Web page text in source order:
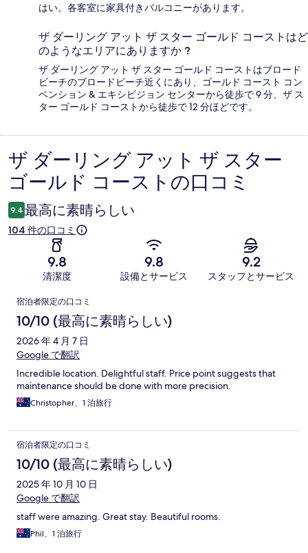
はい。各客室に家具付きバルコニーがあります。
ザ ダーリング アット ザ スター ゴールド コーストはど
のようなエリアにありますか ?
ザ ダーリング アット ザ スター ゴールド コーストはブロード
ビーチのブロードビーチ近くにあり、ゴールド コースト コン
ベンション & エキシビジョン センターから徒歩で 9 分、ザ ス
ター ゴールド コーストから徒歩で 12 分ほどです。
口
コ
ミ
ザ ダーリング アット ザ スター
ゴールド コーストの口コミ
9.4 最高に素晴らしい
104 件の口コミ
9.8
清潔度
9.8
設備とサービス
9.2
スタッフとサービス
口
コ
ミ
宿泊者限定の口コミ
10/10 (最高に素晴らしい)
2026 年 4 月 7 日
Google で翻訳
Incredible location. Delightful staff. Price point suggests that
maintenance should be done with more precision.
Christopher、1 泊旅行
宿泊者限定の口コミ
10/10 (最高に素晴らしい)
2025 年 10 月 10 日
Google で翻訳
staff were amazing. Great stay. Beautiful rooms.
Phil、1 泊旅行